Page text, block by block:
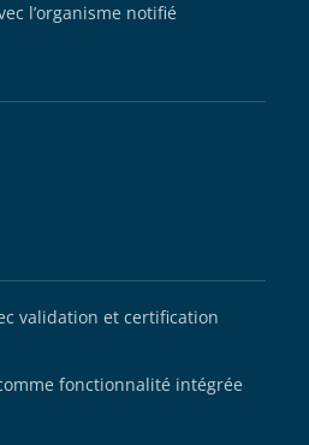
l’organisme notifié
validation et certification
fonctionnalité intégrée